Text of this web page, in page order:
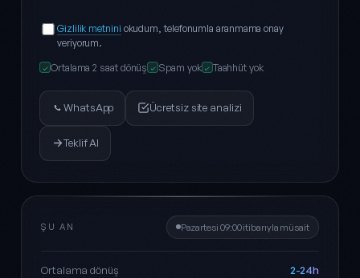
Gizlilik metnini okudum, telefonumla aranmama onay
veriyorum.
✓ Ortalama 2 saat dönüş ✓ Spam yok ✓ Taahhüt yok
WhatsApp Ücretsiz site analizi
Teklif Al
ŞU AN Pazartesi 09:00 itibarıyla müsait
Ortalama dönüş 2-24h